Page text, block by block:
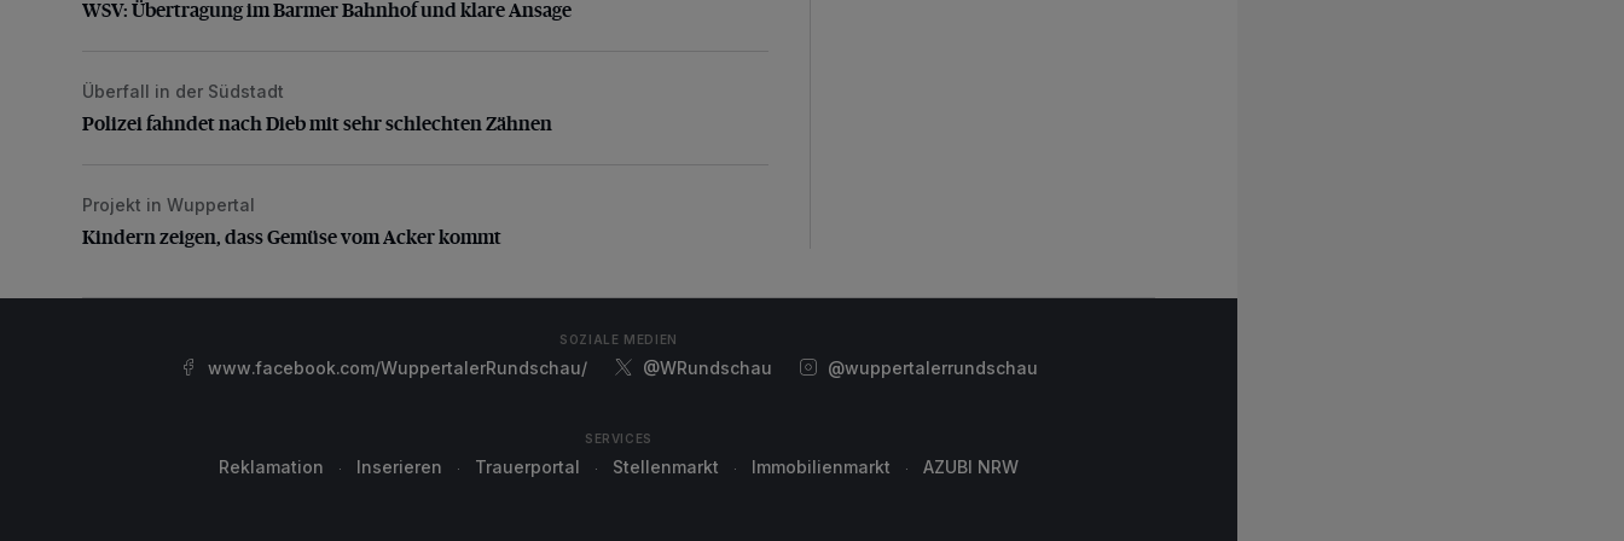
WSV: Übertragung im Barmer Bahnhof und klare Ansage
Polizei fahndet nach Dieb mit sehr schlechten Zähnen
Überfall in der Südstadt
Polizei fahndet nach Dieb mit sehr schlechten Zähnen
Kindern zeigen, dass Gemüse vom Acker kommt
Projekt in Wuppertal
Kindern zeigen, dass Gemüse vom Acker kommt
SOZIALE MEDIEN
www.facebook.com/WuppertalerRundschau/ @WRundschau @wuppertalerrundschau
SERVICES
Reklamation Inserieren Trauerportal Stellenmarkt Immobilienmarkt AZUBI NRW